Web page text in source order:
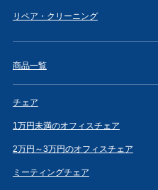
リペア・クリーニング
商品一覧
チェア
1万円未満のオフィスチェア
2万円～3万円のオフィスチェア
ミーティングチェア